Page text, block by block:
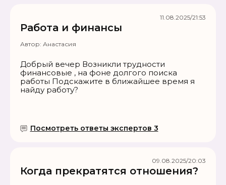
Работа и финансы
Автор: Анастасия
Добрый вечер Возникли трудности
финансовые , на фоне долгого поиска
работы Подскажите в ближайшее время я
найду работу?
Посмотреть ответы экспертов 3
11.08.2025/21:53
Когда прекратятся отношения?
09.08.2025/20:03